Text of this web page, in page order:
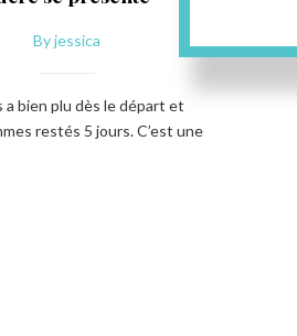
Byjessica
a bien plu dès le départ et
restés 5 jours. C’est une